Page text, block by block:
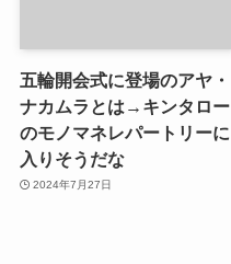
五輪開会式に登場のアヤ・
ナカムラとは→キンタロー
のモノマネレパートリーに
入りそうだな
2024年7月27日